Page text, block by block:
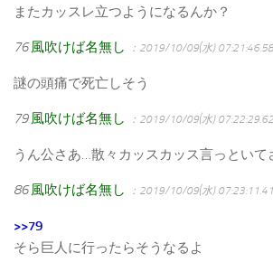
またカッスレ立つようになるんか？
76 風吹けば名無し ：2019/10/09(水) 07:21:46.58
謎の頭痛で死亡しそう
79 風吹けば名無し ：2019/10/09(水) 07:22:29.62
うん公さあ…散々カッスカッス言っといて
86 風吹けば名無し ：2019/10/09(水) 07:23:11.41
>>79
そら巨人に行ったらそうなるよ